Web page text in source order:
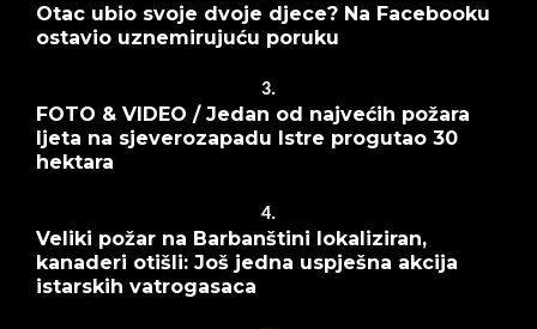
Otac ubio svoje dvoje djece? Na Facebooku
ostavio uznemirujuću poruku
3.
FOTO & VIDEO / Jedan od najvećih požara
ljeta na sjeverozapadu Istre progutao 30
hektara
4.
Veliki požar na Barbanštini lokaliziran,
kanaderi otišli: Još jedna uspješna akcija
istarskih vatrogasaca